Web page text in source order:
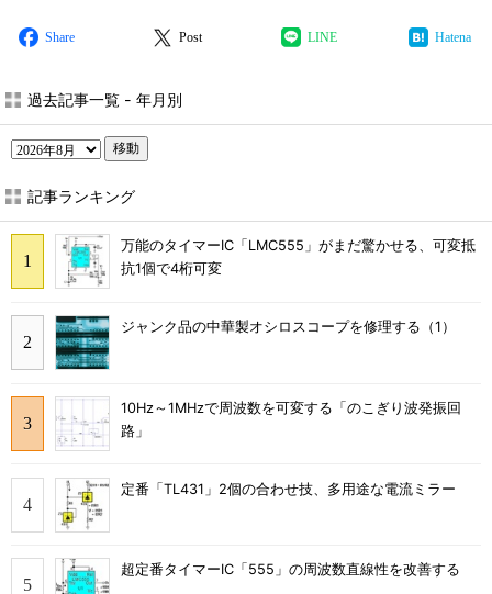
Share Post LINE Hatena
過去記事一覧 - 年月別
移動
記事ランキング
万能のタイマーIC「LMC555」がまだ驚かせる、可変抵
抗1個で4桁可変
ジャンク品の中華製オシロスコープを修理する（1）
10Hz～1MHzで周波数を可変する「のこぎり波発振回
路」
定番「TL431」2個の合わせ技、多用途な電流ミラー
超定番タイマーIC「555」の周波数直線性を改善する